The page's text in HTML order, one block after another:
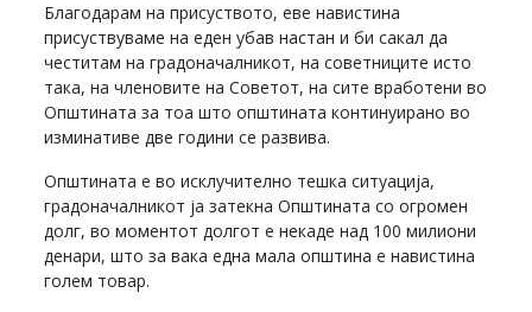
Благодарам на присуството, еве навистина
присуствуваме на еден убав настан и би сакал да
честитам на градоначалникот, на советниците исто
така, на членовите на Советот, на сите вработени во
Општината за тоа што општината континуирано во
изминативе две години се развива.
Општината е во исклучително тешка ситуација,
градоначалникот ја затекна Општината со огромен
долг, во моментот долгот е некаде над 100 милиони
денари, што за вака една мала општина е навистина
голем товар.